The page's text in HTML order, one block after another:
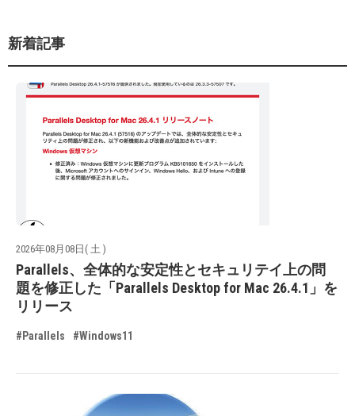
新着記事
2026年08月08日( 土 )
Parallels、全体的な安定性とセキュリテイ上の問
題を修正した「Parallels Desktop for Mac 26.4.1」を
リリース
#Parallels #Windows11